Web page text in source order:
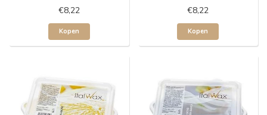
€8,22
Kopen
€8,22
Kopen